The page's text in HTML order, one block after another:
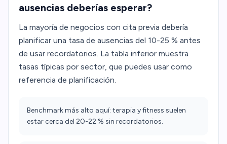
ausencias deberías esperar?
La mayoría de negocios con cita previa debería
planificar una tasa de ausencias del 10-25 % antes
de usar recordatorios. La tabla inferior muestra
tasas típicas por sector, que puedes usar como
referencia de planificación.
Benchmark más alto aquí: terapia y fitness suelen
estar cerca del 20-22 % sin recordatorios.